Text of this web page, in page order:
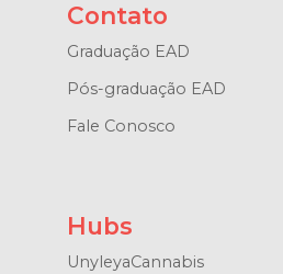
Contato
Graduação EAD
Pós-graduação EAD
Fale Conosco
Hubs
UnyleyaCannabis